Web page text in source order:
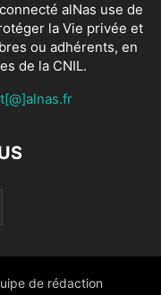
alNas use de
la Vie privée et
ou adhérents, en
de la CNIL.
de rédaction